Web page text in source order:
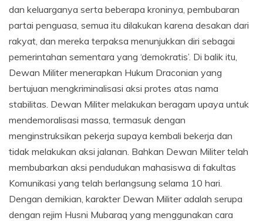
dan keluarganya serta beberapa kroninya, pembubaran
partai penguasa, semua itu dilakukan karena desakan dari
rakyat, dan mereka terpaksa menunjukkan diri sebagai
pemerintahan sementara yang ‘demokratis’. Di balik itu,
Dewan Militer menerapkan Hukum Draconian yang
bertujuan mengkriminalisasi aksi protes atas nama
stabilitas. Dewan Militer melakukan beragam upaya untuk
mendemoralisasi massa, termasuk dengan
menginstruksikan pekerja supaya kembali bekerja dan
tidak melakukan aksi jalanan. Bahkan Dewan Militer telah
membubarkan aksi pendudukan mahasiswa di fakultas
Komunikasi yang telah berlangsung selama 10 hari.
Dengan demikian, karakter Dewan Militer adalah serupa
dengan rejim Husni Mubaraq yang menggunakan cara